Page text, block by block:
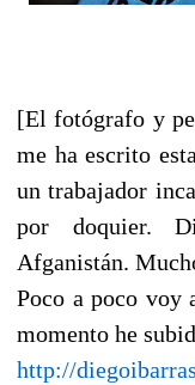
[El fotógrafo y
me ha escrito
un trabajador
por doquier.
Afganistán.
Poco a poco voy
momento he
http://